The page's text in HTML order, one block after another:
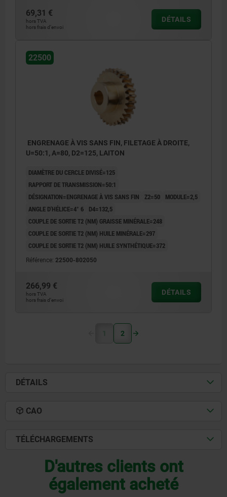
69,31 €
hors TVA
hors frais d’envoi
DÉTAILS
22500
ENGRENAGE À VIS SANS FIN, FILETAGE À DROITE,
U=50:1, A=80, D2=125, LAITON
DIAMÈTRE DU CERCLE DIVISÉ=125
RAPPORT DE TRANSMISSION=50:1
DÉSIGNATION=ENGRENAGE À VIS SANS FIN
Z2=50
MODULE=2,5
ANGLE D'HÉLICE=4° 6
D4=132,5
COUPLE DE SORTIE T2 (NM) GRAISSE MINÉRALE=248
COUPLE DE SORTIE T2 (NM) HUILE MINÉRALE=297
COUPLE DE SORTIE T2 (NM) HUILE SYNTHÉTIQUE=372
Référence: 22500-802050
266,99 €
hors TVA
hors frais d’envoi
DÉTAILS
1 2
DÉTAILS
CAO
TÉLÉCHARGEMENTS
D'autres clients ont
également acheté